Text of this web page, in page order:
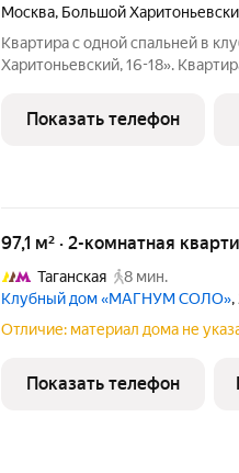
Москва, Большой
Квартира с одной спальней в
Харитоньевский, 16-18».
светлых спокойных тонах.
кондиционирования.
Показать телефон
97,1 м² · 2-комнатная
Таганская
8 мин.
Клубный дом «МАГНУМ СОЛО»
Отличие: материал дома не
Показать телефон